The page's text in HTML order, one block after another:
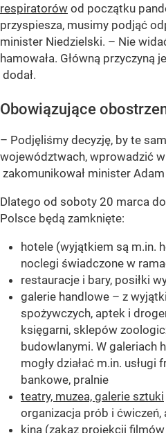
respiratorów od początku
przyspiesza, musimy podjąć
minister Niedzielski. – Nie
hamowała. Główną przyczyną
dodał.
Obowiązujące
– Podjęliśmy decyzję, by te
województwach, wprowadzić w
zakomunikował minister
Dlatego od soboty 20 marca
Polsce będą zamknięte:
hotele (wyjątkiem są m.in.
noclegi świadczone w
restauracje i bary, posiłki
galerie handlowe – z
spożywczych, aptek i
księgarni, sklepów
budowlanymi. W galeriach
mogły działać m.in. usługi
bankowe, pralnie
teatry, muzea, galerie sztuki
organizacja prób i ćwiczeń,
kina (zakaz projekcji